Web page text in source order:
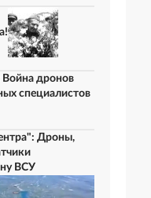
дронов
специалистов
Дроны,
ВСУ